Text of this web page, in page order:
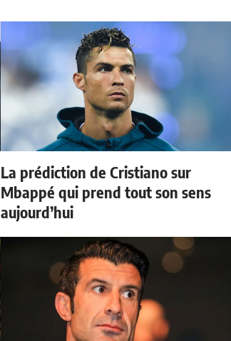
La prédiction de Cristiano sur
Mbappé qui prend tout son sens
aujourd’hui